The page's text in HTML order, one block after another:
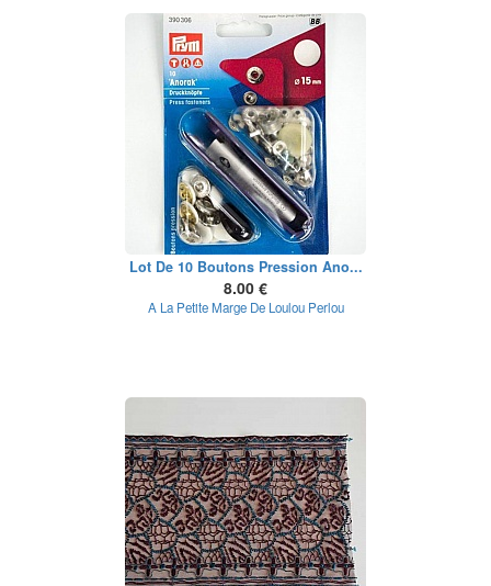
Lot De 10 Boutons Pression Ano...
8.00 €
A La Petite Marge De Loulou Perlou